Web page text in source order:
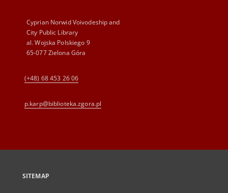
Cyprian Norwid Voivodeship and
City Public Library
al. Wojska Polskiego 9
65-077 Zielona Góra
(+48) 68 453 26 06
p.karp@biblioteka.zgora.pl
SITEMAP